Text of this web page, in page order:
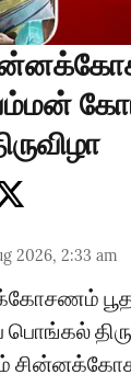
2026, 2:33 am
பொங்கல்